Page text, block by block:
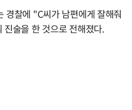
경찰에 "C씨가 남편에게 잘해줘
술을 한 것으로 전해졌다.